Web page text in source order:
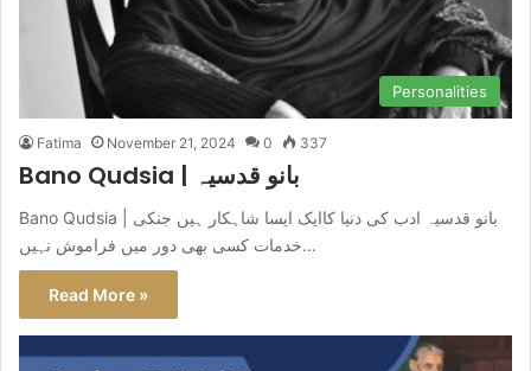
Personalities
Fatima November 21, 2024 0 337
Bano Qudsia | بانو قدسیہ
Bano Qudsia | بانو قدسیہ ادب کی دنیا کاایک ایسا شاہکار ہیں جنکی
خدمات کسی بھی دور میں فراموش نہیں…
Read More »